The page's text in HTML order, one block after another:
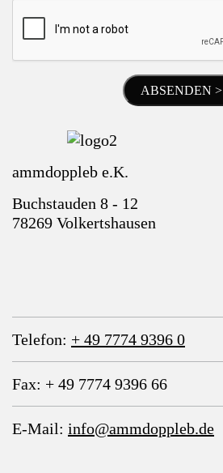
ABSENDEN >
ammdoppleb e.K.
Buchstauden 8 - 12
78269 Volkertshausen
Telefon: + 49 7774 9396 0
Fax: + 49 7774 9396 66
E-Mail: info@ammdoppleb.de